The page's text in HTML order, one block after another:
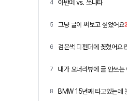
4 아반떼 vs. 쏘나타
5 그냥 글이 써보고 싶었어요2
6 검은색 디펜더에 꽂혔어요
7 내가 오너리뷰에 글 안쓰는
8